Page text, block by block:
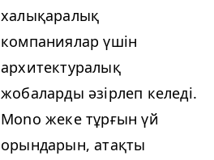
халықаралық
компаниялар үшін
архитектуралық
жобаларды әзірлеп келеді.
Mono жеке тұрғын үй
орындарын, атақты